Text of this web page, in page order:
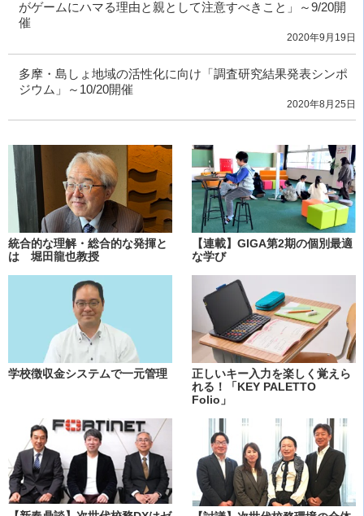
がゲームにハマる理由と親として注意すべきこと」～9/20開
催
2020年9月19日
多摩・島しょ地域の活性化に向け「調査研究結果発表シンポ
ジウム」～10/20開催
2020年8月25日
統合的な理解・総合的な発揮と
は 堀田龍也教授
【連載】GIGA第2期の個別最適
な学び
学校徴収金システムで一元管理
正しいキー入力を楽しく覚えら
れる！「KEY PALETTO
Folio」